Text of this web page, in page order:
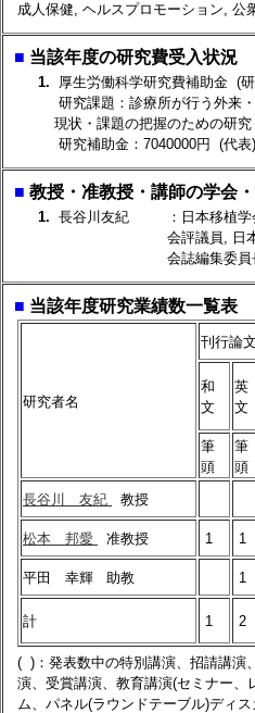
成人保健, ヘルスプロモーション, 公
■ 当該年度の研究費受入状況
1.
厚生労働科学研究費補助金 (
研究課題：診療所が行う外来
現状・課題の把握のための研
研究補助金：7040000円 (代表)
■ 教授・准教授・講師の学会
1. 長谷川友紀
：日本移植
会評議員, 日
会誌編集委員
■ 当該年度研究業績数一覧表
研究者名
刊行論文
和
文
英
文
筆
頭
筆
頭
長谷川 友紀
教授
松本 邦愛 准教授 1 1
平田 幸輝 助教 1
計 1 2
( )：発表数中の特別講演、招請講演
演、受賞講演、教育講演(セミナー、
ム、パネル(ラウンドテーブル)ディ